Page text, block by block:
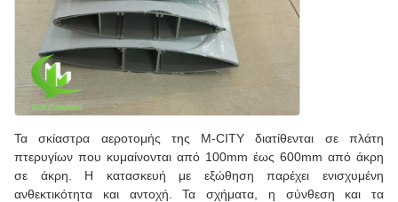
Τα σκίαστρα αεροτομής της M-CITY διατίθενται σε πλάτη
πτερυγίων που κυμαίνονται από 100mm έως 600mm από άκρη
σε άκρη. Η κατασκευή με εξώθηση παρέχει ενισχυμένη
ανθεκτικότητα και αντοχή. Τα σχήματα, η σύνθεση και τα